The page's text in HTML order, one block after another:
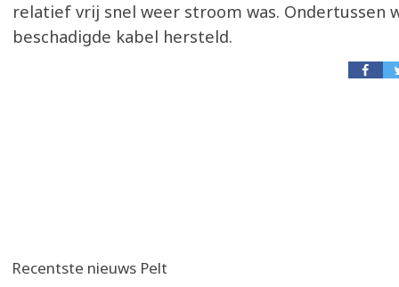
relatief vrij snel weer stroom was. Ondertussen
beschadigde kabel hersteld.
Recentste nieuws Pelt